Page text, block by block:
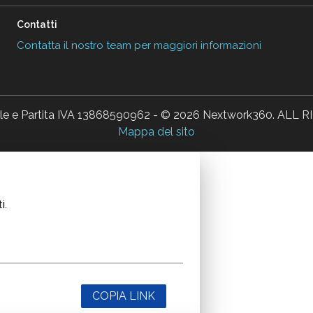
Contatti
Contatta il nostro team per maggiori informazioni
e Partita IVA 13868590962 - © 2026 Nextwork360. ALL
Mappa del sito
COPIA LINK